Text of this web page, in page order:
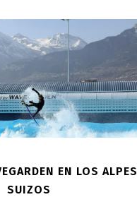
EN LOS ALPES
SUIZOS